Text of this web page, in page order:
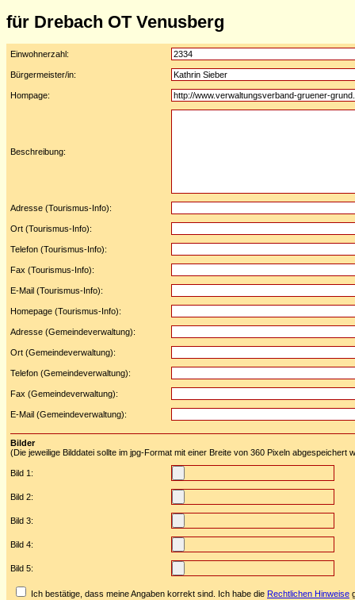
für Drebach OT Venusberg
Einwohnerzahl:
Bürgermeister/in:
Hompage:
Beschreibung:
Adresse (Tourismus-Info):
Ort (Tourismus-Info):
Telefon (Tourismus-Info):
Fax (Tourismus-Info):
E-Mail (Tourismus-Info):
Homepage (Tourismus-Info):
Adresse (Gemeindeverwaltung):
Ort (Gemeindeverwaltung):
Telefon (Gemeindeverwaltung):
Fax (Gemeindeverwaltung):
E-Mail (Gemeindeverwaltung):
Bilder
(Die jeweilige Bilddatei sollte im jpg-Format mit einer Breite von 360 Pixeln abgespeichert
Bild 1:
Bild 2:
Bild 3:
Bild 4:
Bild 5:
Ich bestätige, dass meine Angaben korrekt sind. Ich habe die Rechtlichen Hinweise